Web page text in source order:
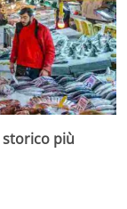
storico più